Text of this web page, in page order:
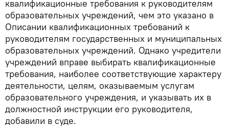
квалификационные требования к руководителям
образовательных учреждений, чем это указано в
Описании квалификационных требований к
руководителям государственных и муниципальных
образовательных учреждений. Однако учредители
учреждений вправе выбирать квалификационные
требования, наиболее соответствующие характеру
деятельности, целям, оказываемым услугам
образовательного учреждения, и указывать их в
должностной инструкции его руководителя,
добавили в суде.